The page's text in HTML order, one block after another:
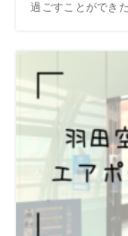
過ごすことができ